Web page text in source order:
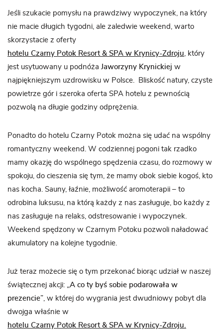
Jeśli szukacie pomysłu na prawdziwy wypoczynek, na który
nie macie długich tygodni, ale zaledwie weekend, warto
skorzystacie z oferty
hotelu Czarny Potok Resort & SPA w Krynicy-Zdroju, który
jest usytuowany u podnóża Jaworzyny Krynickiej w
najpiękniejszym uzdrowisku w Polsce. Bliskość natury, czyste
powietrze gór i szeroka oferta SPA hotelu z pewnością
pozwolą na długie godziny odprężenia.
Ponadto do hotelu Czarny Potok można się udać na wspólny
romantyczny weekend. W codziennej pogoni tak rzadko
mamy okazję do wspólnego spędzenia czasu, do rozmowy w
spokoju, do cieszenia się tym, że mamy obok siebie kogoś, kto
nas kocha. Sauny, łaźnie, możliwość aromoterapii – to
odrobina luksusu, na którą każdy z nas zasługuje, bo każdy z
nas zasługuje na relaks, odstresowanie i wypoczynek.
Weekend spędzony w Czarnym Potoku pozwoli naładować
akumulatory na kolejne tygodnie.
Już teraz możecie się o tym przekonać biorąc udział w naszej
świątecznej akcji: „A co ty byś sobie podarowała w
prezencie”, w której do wygrania jest dwudniowy pobyt dla
dwojga właśnie w
hotelu Czarny Potok Resort & SPA w Krynicy-Zdroju.